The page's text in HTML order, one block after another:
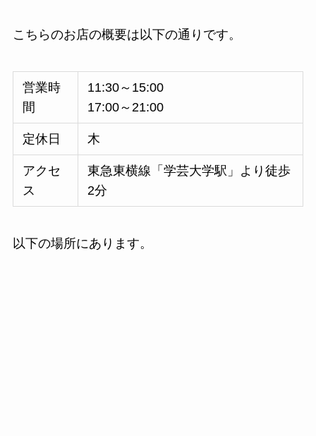
こちらのお店の概要は以下の通りです。
営業時
間
11:30～15:00
17:00～21:00
定休日 木
アクセ
ス
東急東横線「学芸大学駅」より徒歩
2分
以下の場所にあります。